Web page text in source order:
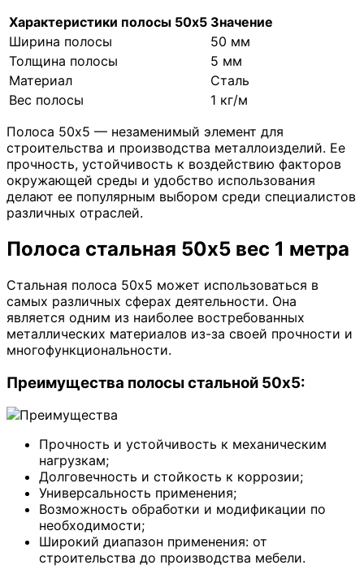
Характеристики полосы 50х5 Значение
Ширина полосы
50 мм
Толщина полосы
5 мм
Материал
Сталь
Вес полосы
1 кг/м
Полоса 50х5 — незаменимый элемент для
строительства и производства металлоизделий. Ее
прочность, устойчивость к воздействию факторов
окружающей среды и удобство использования
делают ее популярным выбором среди специалистов
различных отраслей.
Полоса стальная 50х5 вес 1 метра
Стальная полоса 50х5 может использоваться в
самых различных сферах деятельности. Она
является одним из наиболее востребованных
металлических материалов из-за своей прочности и
многофункциональности.
Преимущества полосы стальной 50х5:
Прочность и устойчивость к механическим
нагрузкам;
Долговечность и стойкость к коррозии;
Универсальность применения;
Возможность обработки и модификации по
необходимости;
Широкий диапазон применения: от
строительства до производства мебели.